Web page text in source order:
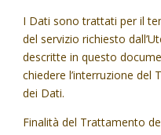
I Dati sono trattati per il
del servizio richiesto
descritte in questo
chiedere l’interruzione del
dei Dati.
Finalità del Trattamento